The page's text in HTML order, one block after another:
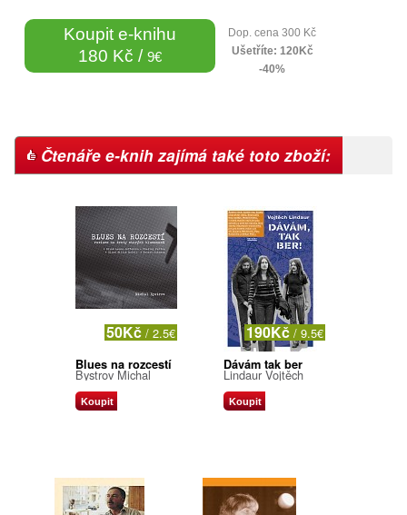
Koupit e-knihu
180 Kč / 9€
Dop. cena 300 Kč
Ušetříte: 120Kč
-40%
Čtenáře e-knih zajímá také toto zboží:
50Kč / 2.5€
Blues na rozcestí
Bystrov Michal
Koupit
190Kč / 9.5€
Dávám tak ber
Lindaur Vojtěch
Koupit